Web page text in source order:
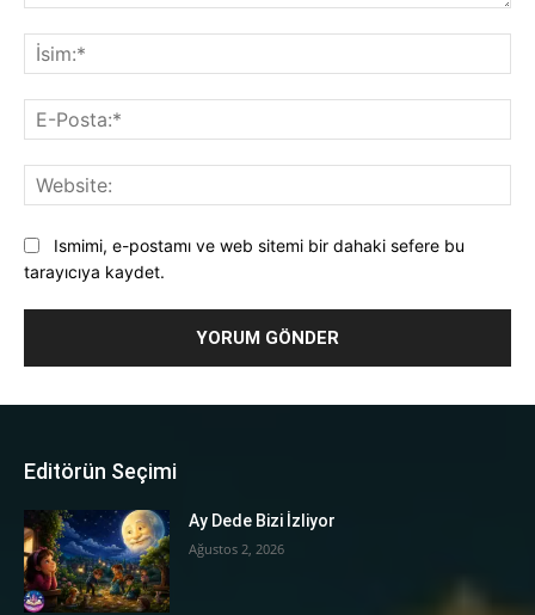
Ismimi, e-postamı ve web sitemi bir dahaki sefere bu
tarayıcıya kaydet.
Editörün Seçimi
Ay Dede Bizi İzliyor
Ağustos 2, 2026